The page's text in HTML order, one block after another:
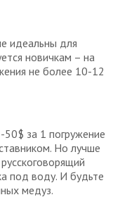
идеальны для
новичкам – на
не более 10-12
за 1 погружение
Но лучше
под воду. И будьте
медуз.